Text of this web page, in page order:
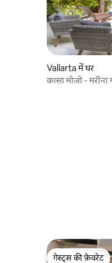
Vallarta में घर
कासा मोजो -
गेस्ट्स की फ़ेवरेट